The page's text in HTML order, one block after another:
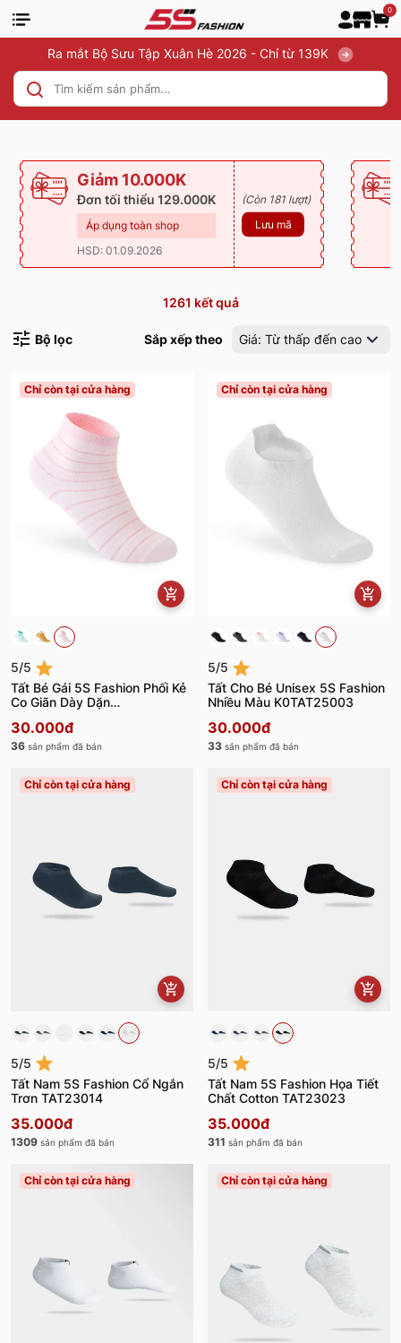
0
Ra mắt Bộ Sưu Tập Xuân Hè 2026 - Chỉ từ 139K
Giảm 10.000K
Đơn tối thiểu 129.000K
Áp dụng toàn shop
HSD: 01.09.2026
(Còn 181 lượt)
Lưu mã
1261 kết quả
Bộ lọc Sắp xếp theo Giá: Từ thấp đến cao
Chỉ còn tại cửa hàng
5/5
Tất Bé Gái 5S Fashion Phối Kẻ
Co Giãn Dày Dặn
30.000đ
36 sản phẩm đã bán
Chỉ còn tại cửa hàng
5/5
Tất Cho Bé Unisex 5S Fashion
Nhiều Màu K0TAT25003
30.000đ
33 sản phẩm đã bán
Chỉ còn tại cửa hàng
5/5
Tất Nam 5S Fashion Cổ Ngắn
Trơn TAT23014
35.000đ
1309 sản phẩm đã bán
Chỉ còn tại cửa hàng
5/5
Tất Nam 5S Fashion Họa Tiết
Chất Cotton TAT23023
35.000đ
311 sản phẩm đã bán
Chỉ còn tại cửa hàng Chỉ còn tại cửa hàng